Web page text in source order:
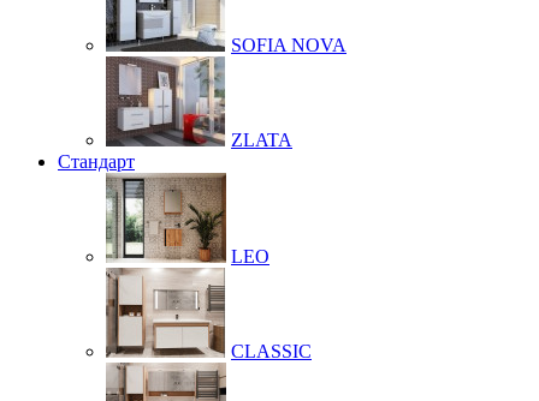
SOFIA NOVA
ZLATA
Стандарт
LEO
CLASSIC